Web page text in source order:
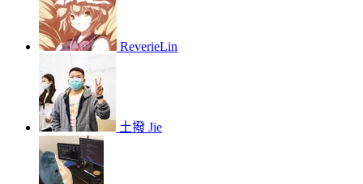
ReverieLin
土撥 Jie